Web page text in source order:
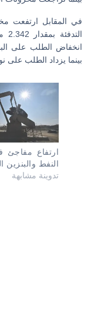
في المقابل ارتفعت
انخفاض الطلب على
بينما يزداد الطلب على
ارتفاع مفاجئ
النفط والبنزين
تدوينة مشابهة